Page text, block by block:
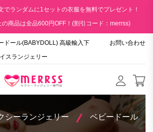
でランダムに1セットの衣服を無料でプレゼント！
商品は全品600円OFF！(割引コード：merrss)
ドール(BABYDOLL) 高級輸入下
スランジェリー
お問い合わせ
シーランジェリー ベビードール